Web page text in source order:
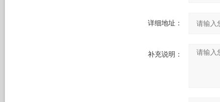
详细地址：
补充说明：